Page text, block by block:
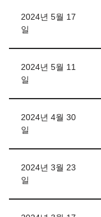
2024년 5월 17
일
2024년 5월 11
일
2024년 4월 30
일
2024년 3월 23
일